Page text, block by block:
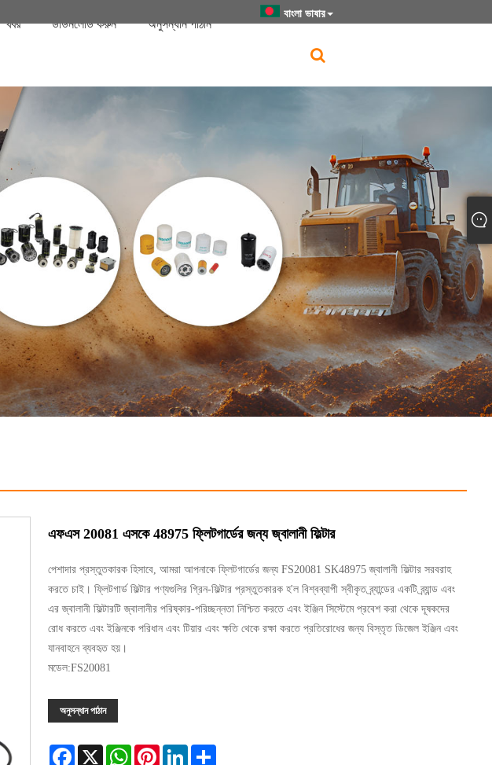
বাংলা ভাষার
খবর ডাউনলোড করুন অনুসন্ধান পাঠান
এফএস 20081 এসকে 48975 ফ্লিটগার্ডের জন্য জ্বালানী ফিল্টার
পেশাদার প্রস্তুতকারক হিসাবে, আমরা আপনাকে ফ্লিটগার্ডের জন্য FS20081 SK48975 জ্বালানী ফিল্টার সরবরাহ
করতে চাই। ফ্লিটগার্ড ফিল্টার পণ্যগুলির গ্রিন-ফিল্টার প্রস্তুতকারক হ'ল বিশ্বব্যাপী স্বীকৃত ব্র্যান্ডের একটি ব্র্যান্ড এবং
এর জ্বালানী ফিল্টারটি জ্বালানীর পরিষ্কার-পরিচ্ছন্নতা নিশ্চিত করতে এবং ইঞ্জিন সিস্টেমে প্রবেশ করা থেকে দূষকদের
রোধ করতে এবং ইঞ্জিনকে পরিধান এবং টিয়ার এবং ক্ষতি থেকে রক্ষা করতে প্রতিরোধের জন্য বিস্তৃত ডিজেল ইঞ্জিন এবং
যানবাহনে ব্যবহৃত হয়।
মডেল:FS20081
অনুসন্ধান পাঠান
Facebook
X WhatsAppPinterestLinkedIn